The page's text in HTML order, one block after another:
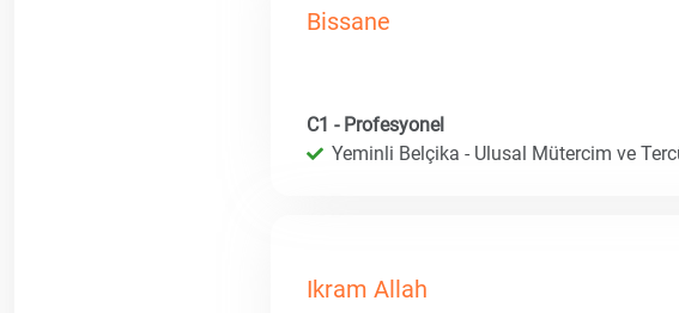
Bissane
C1 - Profesyonel
Yeminli Belçika - Ulusal Mütercim ve
Ikram Allah